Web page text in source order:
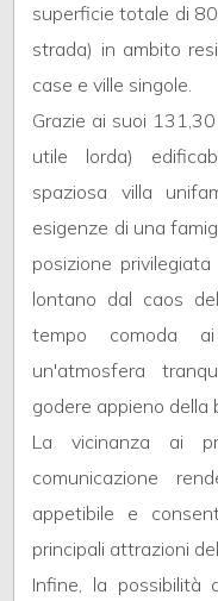
superficie totale di
strada) in ambito
case e ville singole.
Grazie ai suoi
utile lorda)
spaziosa villa
esigenze di una
posizione
lontano dal caos
tempo comoda
un'atmosfera
godere appieno della
La vicinanza ai
comunicazione
appetibile e
principali attrazioni
Infine, la possibilità
1
2
3
Bagni
minimi
Qualsiasi